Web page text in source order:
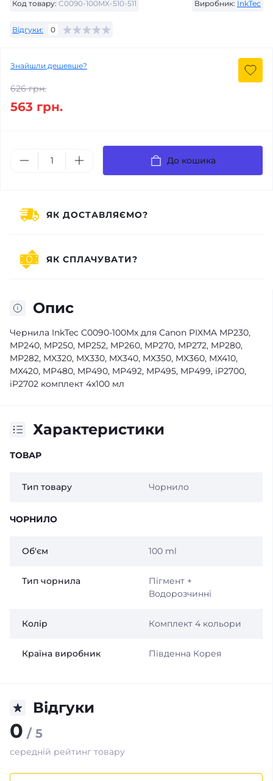
Код товару: C0090-100MX-510-511 Виробник: InkTec
Відгуки: 0
Знайшли дешевше?
626 грн.
563 грн.
До кошика
Опис
Чернила InkTec C0090-100Mx для Canon PIXMA MP230,
MP240, MP250, MP252, MP260, MP270, MP272, MP280,
MP282, MX320, MX330, MX340, MX350, MX360, MX410,
MX420, MP480, MP490, MP492, MP495, MP499, iP2700,
iP2702 комплект 4x100 мл
Характеристики
ТОВАР
Тип товару Чорнило
ЧОРНИЛО
Об'єм 100 ml
Тип чорнила
Пігмент +
Водорозчинні
Колір Комплект 4 кольори
Країна виробник Південна Корея
Відгуки
0 / 5
середній рейтинг товару
ЯК ДОСТАВЛЯЄМО?
ЯК СПЛАЧУВАТИ?